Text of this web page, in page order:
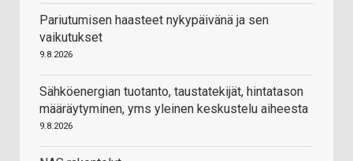
Pariutumisen haasteet nykypäivänä ja sen
vaikutukset
9.8.2026
Sähköenergian tuotanto, taustatekijät, hintatason
määräytyminen, yms yleinen keskustelu aiheesta
9.8.2026